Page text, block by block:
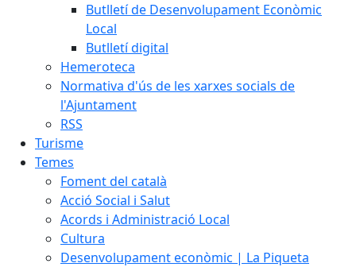
Butlletí de Desenvolupament Econòmic
Local
Butlletí digital
Hemeroteca
Normativa d'ús de les xarxes socials de
l'Ajuntament
RSS
Turisme
Temes
Foment del català
Acció Social i Salut
Acords i Administració Local
Cultura
Desenvolupament econòmic | La Piqueta